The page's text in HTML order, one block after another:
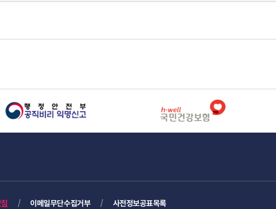
이메일무단수집거부 사전정보공표목록